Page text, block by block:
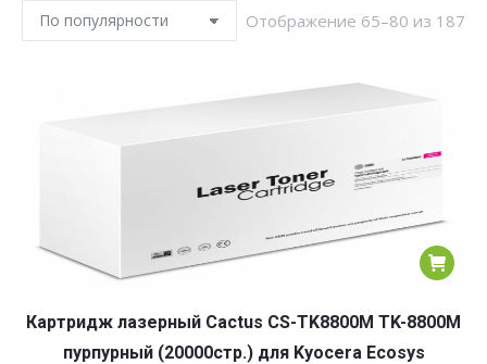
Отображение 65–80 из 187
Картридж лазерный Cactus CS-TK8800M TK-8800M
пурпурный (20000стр.) для Kyocera Ecosys